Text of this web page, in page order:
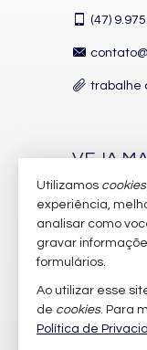
(47)
trabalhe
VEJA
receba
imóveis
mapa de
Utilizamos cookies
experiência,
analisar como
gravar
formulários.
Ao utilizar esse
de cookies. Para
Política de